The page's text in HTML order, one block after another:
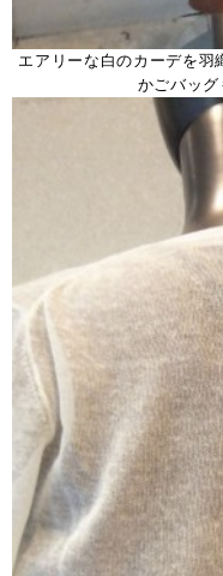
エアリーな白のカーデを羽
かごバッ